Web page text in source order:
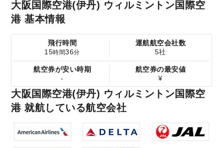
大阪国際空港(伊丹) ウィルミントン国際空
港 基本情報
飛行時間
15時間36分
運航航空会社数
5社
航空券が安い時期
-
航空券の最安値
¥
大阪国際空港(伊丹) ウィルミントン国際空
港 就航している航空会社